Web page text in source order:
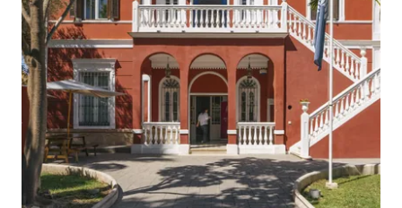
查找您附近的办公室
关于我们
企业文化
职业发展
加入我们